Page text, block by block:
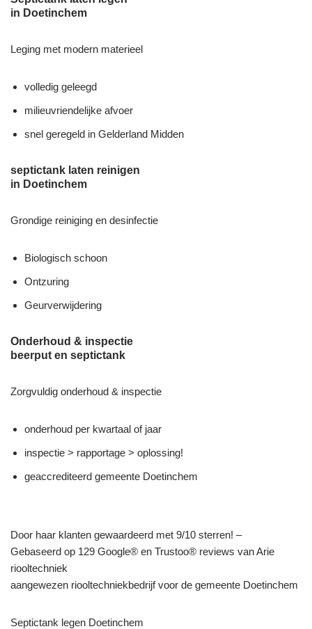
in Doetinchem
Leging met modern materieel
volledig geleegd
milieuvriendelijke afvoer
snel geregeld in Gelderland Midden
septictank laten reinigen
in Doetinchem
Grondige reiniging en desinfectie
Biologisch schoon
Ontzuring
Geurverwijdering
Onderhoud & inspectie
beerput en septictank
Zorgvuldig onderhoud & inspectie
onderhoud per kwartaal of jaar
inspectie > rapportage > oplossing!
geaccrediteerd gemeente Doetinchem
Door haar klanten gewaardeerd met 9/10 sterren! –
Gebaseerd op 129 Google® en Trustoo® reviews van Arie
riooltechniek
aangewezen riooltechniekbedrijf voor de gemeente Doetinchem
Septictank legen Doetinchem